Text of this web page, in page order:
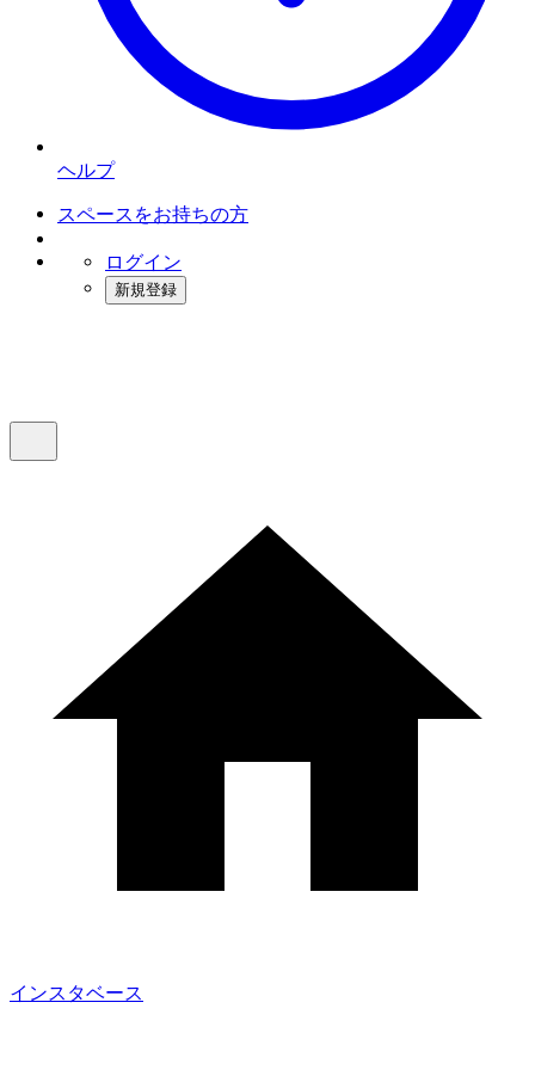
ヘルプ
スペースをお持ちの方
ログイン
新規登録
インスタベース